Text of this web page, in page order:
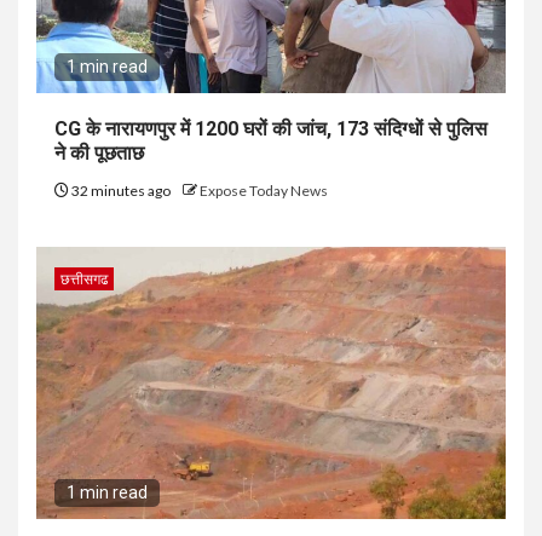
1 min read
CG के नारायणपुर में 1200 घरों की जांच, 173 संदिग्धों से पुलिस
ने की पूछताछ
32 minutes ago Expose Today News
छत्तीसगढ
1 min read